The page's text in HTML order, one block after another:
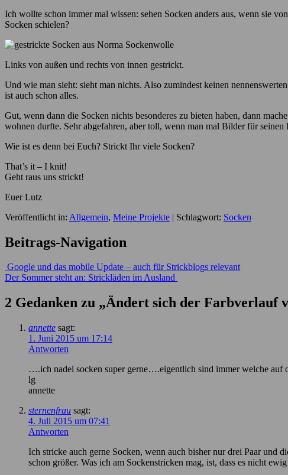
Ich wollte schon immer mal wissen: sehen Socken anders aus, wenn sie
Socken schielen?
Links von außen und rechts von innen gestrickt.
Und wie man sieht: sieht man nichts. Also zumindest keinen
ist auch schon alles.
Gut, wenn dann die Socken nichts besonderes zu bieten haben, dann
wohnen durfte. Sehr abgefahren, aber toll, wenn man mal Bilder für
Wie ist es denn bei Euch? Strickt Ihr viele Socken?
That’s it – I knit!
Geht raus uns strickt!
Euer Lutz
Veröffentlicht in: Allgemein, Meine Projekte | Schlagwort: Socken
Beitrags-Navigation
Google und das mobile Update – auch für Strickblogs relevant
Der Sommer steht an: Strickläden im Ausland
2 Gedanken zu „Ändert sich der Farbverlauf
annette sagt:
1. Juni 2015 um 17:14
Antworten
….ich nadel socken super gerne….eigentlich sind immer welche
lg
annette
sternenfrau sagt:
4. Juli 2015 um 07:41
Antworten
Ich stricke auch gerne Socken, wenn auch bisher nur drei Paar und
schon größer. Was ich am Sockenstricken mag, ist, dass es nicht